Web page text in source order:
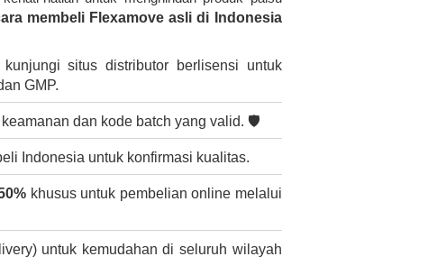
membeli Flexamove asli di Indonesia
situs distributor berlisensi untuk
GMP.
dan kode batch yang valid. 🛡️
Indonesia untuk konfirmasi kualitas.
khusus untuk pembelian online melalui
untuk kemudahan di seluruh wilayah